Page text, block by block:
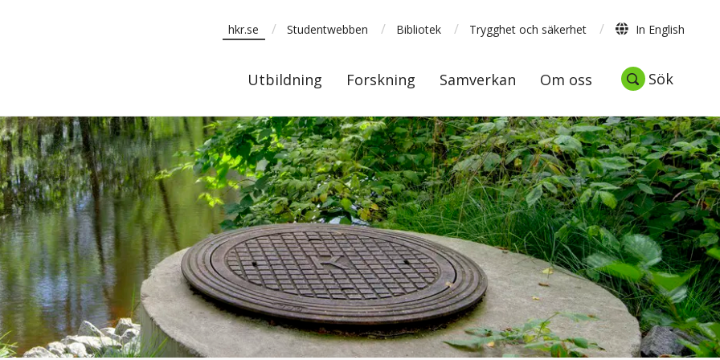
hkr.se / Studentwebben / Bibliotek / Trygghet och säkerhet / In English
Utbildning Forskning Samverkan Om oss Sök
Utbildning Forskning Samverkan Om oss Sök